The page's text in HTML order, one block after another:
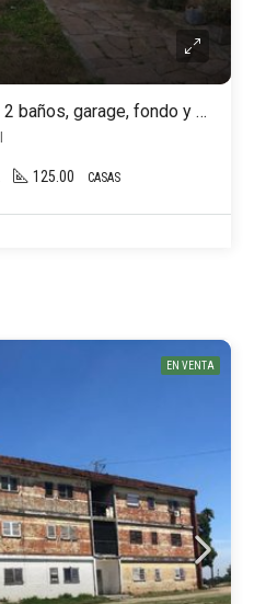
Casa de 3 dormitorios, 2 baños, garage, fondo y barbacoa en Peñarol
125.00 CASAS
EN VENTA